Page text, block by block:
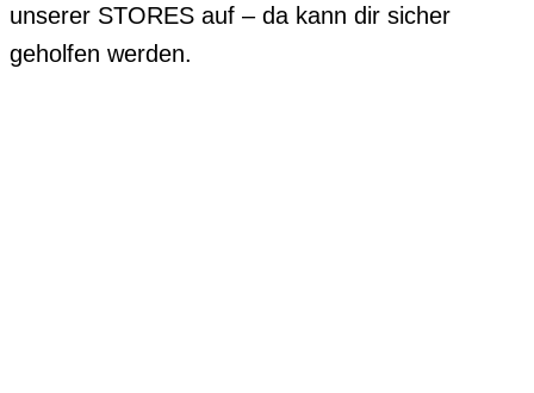
unserer STORES auf – da kann dir sicher
geholfen werden.